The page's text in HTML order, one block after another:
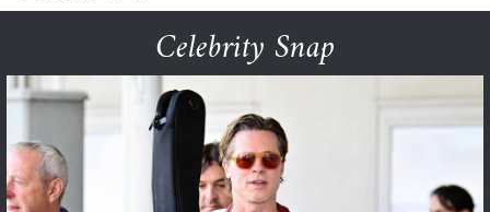
Celebrity Snap